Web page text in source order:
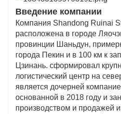
Введение компании
Компания Shandong Ruinai
расположена в городе
провинции Шаньдун,
города Пекин и в 100 км к
Цзинань. сформировал
логистический центр на
является дочерней
основанной в 2018 году и
производством и продажей